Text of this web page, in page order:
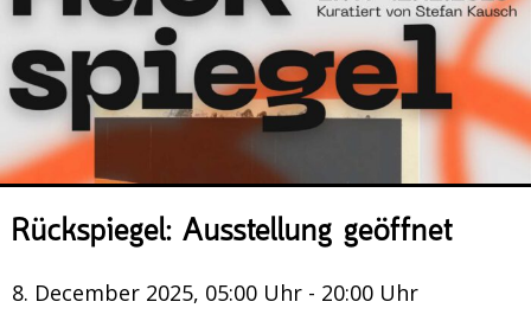
Was ist das Pöge-Haus?
Team
Organisation
Veranstaltungsrückblick
Kontakt und Anfahrt
Rückspiegel: Ausstellung geöffnet
8. December 2025, 05:00 Uhr - 20:00 Uhr